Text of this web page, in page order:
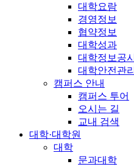
대학요람
경영정보
협약정보
대학성과
대학정보공시
대학안전관리
캠퍼스 안내
캠퍼스 투어
오시는 길
교내 검색
대학·대학원
대학
문과대학